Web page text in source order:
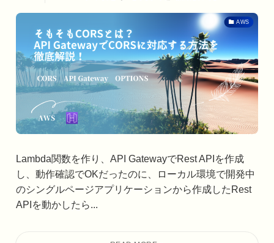
AWS
Lambda関数を作り、API GatewayでRest APIを作成
し、動作確認でOKだったのに、ローカル環境で開発中
のシングルページアプリケーションから作成したRest
APIを動かしたら...